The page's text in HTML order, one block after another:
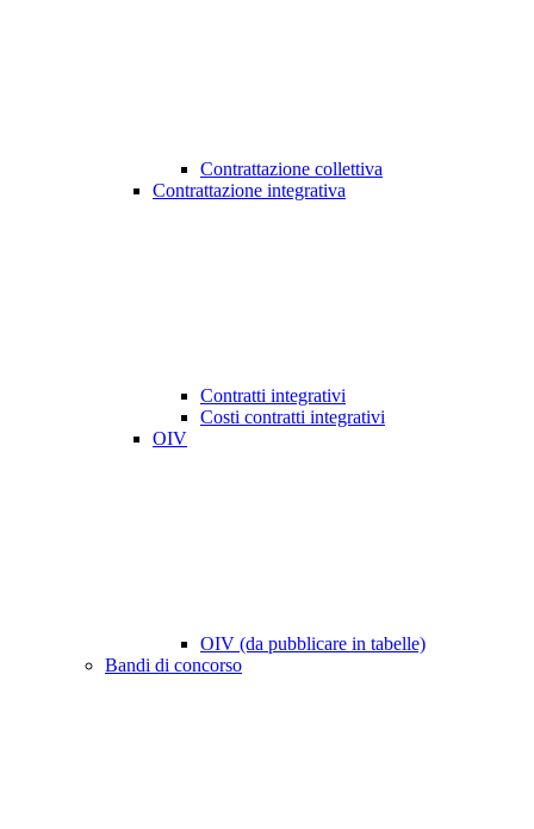
Contrattazione collettiva
Contrattazione integrativa
Contratti integrativi
Costi contratti integrativi
OIV
OIV (da pubblicare in tabelle)
Bandi di concorso